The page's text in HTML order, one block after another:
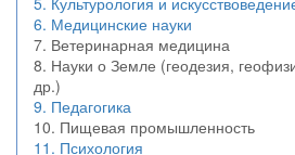
6. Медицинские науки
7. Ветеринарная медицина
8. Науки о Земле (геодезия,
др.)
9. Педагогика
10. Пищевая промышленность
11. Психология